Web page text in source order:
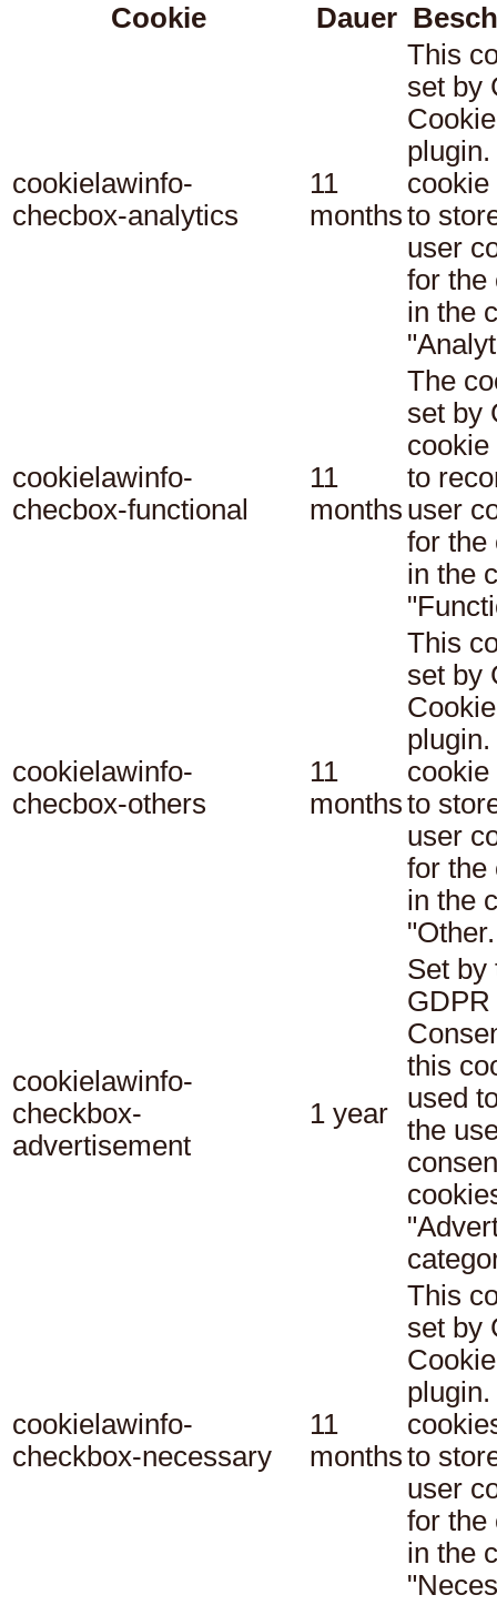
Cookie
Dauer
cookielawinfo-
checbox-analytics
11
months
This
set by
cookie
to
user
for the
in the
cookielawinfo-
checbox-functional
11
months
The
set by
cookie
to
user
for the
in the
cookielawinfo-
checbox-others
11
months
This
set by
cookie
to
user
for the
in the
"Other.
cookielawinfo-
checkbox-
advertisement
1 year
Set by
this
used
the
cookielawinfo-
checkbox-necessary
11
months
This
set by
to
user
for the
in the